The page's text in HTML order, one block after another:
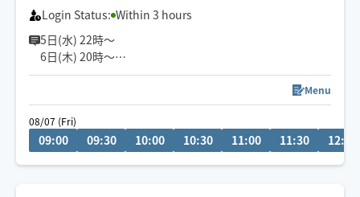
お客様の身体に合った施術でメニューをご提案させて頂
きます👏
小さなお子さまやペットが居るお宅も歓迎です🐶😺
Login Status: Within 3 hours
5日(水) 22時〜
6日(木) 20時〜
空きございます。
空いてないお日にち、お時間でもメッセージ頂けますと
調整できる場合もあります✨
お気軽にメッセージください🎀
Menu
08/07 (Fri)
09:00 09:30 10:00 10:30 11:00 11:30 12:00